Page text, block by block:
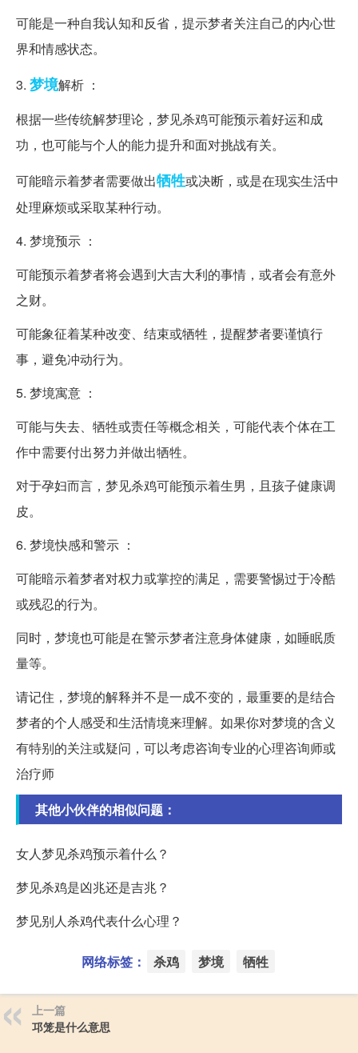
可能是一种自我认知和反省，提示梦者关注自己的内心世
界和情感状态。
3. 梦境解析 ：
根据一些传统解梦理论，梦见杀鸡可能预示着好运和成
功，也可能与个人的能力提升和面对挑战有关。
可能暗示着梦者需要做出牺牲或决断，或是在现实生活中
处理麻烦或采取某种行动。
4. 梦境预示 ：
可能预示着梦者将会遇到大吉大利的事情，或者会有意外
之财。
可能象征着某种改变、结束或牺牲，提醒梦者要谨慎行
事，避免冲动行为。
5. 梦境寓意 ：
可能与失去、牺牲或责任等概念相关，可能代表个体在工
作中需要付出努力并做出牺牲。
对于孕妇而言，梦见杀鸡可能预示着生男，且孩子健康调
皮。
6. 梦境快感和警示 ：
可能暗示着梦者对权力或掌控的满足，需要警惕过于冷酷
或残忍的行为。
同时，梦境也可能是在警示梦者注意身体健康，如睡眠质
量等。
请记住，梦境的解释并不是一成不变的，最重要的是结合
梦者的个人感受和生活情境来理解。如果你对梦境的含义
有特别的关注或疑问，可以考虑咨询专业的心理咨询师或
治疗师
其他小伙伴的相似问题：
女人梦见杀鸡预示着什么？
梦见杀鸡是凶兆还是吉兆？
梦见别人杀鸡代表什么心理？
网络标签： 杀鸡 梦境 牺牲
上一篇
邛笼是什么意思